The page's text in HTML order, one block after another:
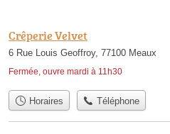
Crêperie Velvet
6 Rue Louis Geoffroy, 77100 Meaux
Fermée, ouvre mardi à 11h30
Horaires Téléphone